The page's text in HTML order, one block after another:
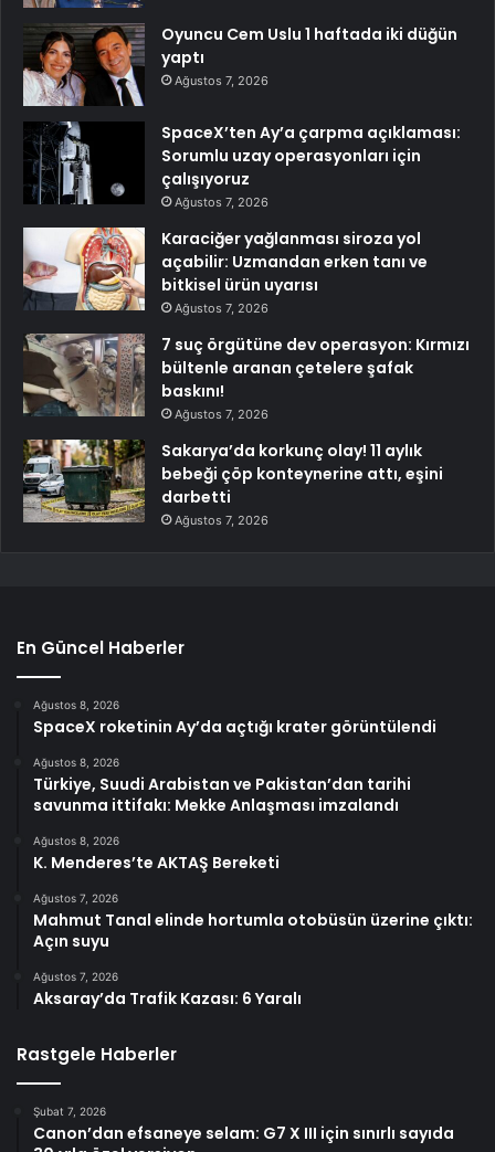
Oyuncu Cem Uslu 1 haftada iki düğün
yaptı
Ağustos 7, 2026
SpaceX’ten Ay’a çarpma açıklaması:
Sorumlu uzay operasyonları için
çalışıyoruz
Ağustos 7, 2026
Karaciğer yağlanması siroza yol
açabilir: Uzmandan erken tanı ve
bitkisel ürün uyarısı
Ağustos 7, 2026
7 suç örgütüne dev operasyon: Kırmızı
bültenle aranan çetelere şafak
baskını!
Ağustos 7, 2026
Sakarya’da korkunç olay! 11 aylık
bebeği çöp konteynerine attı, eşini
darbetti
Ağustos 7, 2026
En Güncel Haberler
Ağustos 8, 2026
SpaceX roketinin Ay’da açtığı krater görüntülendi
Ağustos 8, 2026
Türkiye, Suudi Arabistan ve Pakistan’dan tarihi
savunma ittifakı: Mekke Anlaşması imzalandı
Ağustos 8, 2026
K. Menderes’te AKTAŞ Bereketi
Ağustos 7, 2026
Mahmut Tanal elinde hortumla otobüsün üzerine çıktı:
Açın suyu
Ağustos 7, 2026
Aksaray’da Trafik Kazası: 6 Yaralı
Rastgele Haberler
Şubat 7, 2026
Canon’dan efsaneye selam: G7 X III için sınırlı sayıda